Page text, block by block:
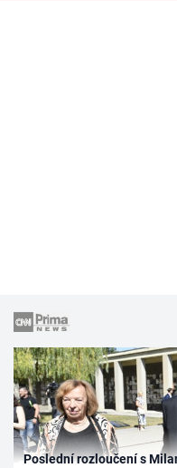
Poslední rozloučení s